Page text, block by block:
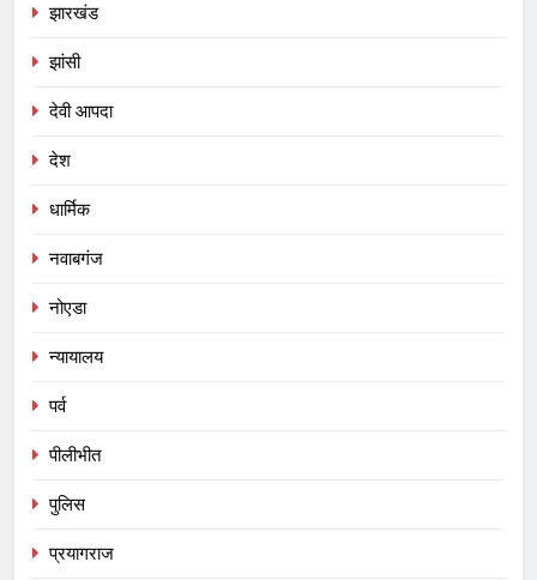
झारखंड
झांसी
देवी आपदा
देश
धार्मिक
नवाबगंज
नोएडा
न्यायालय
पर्व
पीलीभीत
पुलिस
प्रयागराज